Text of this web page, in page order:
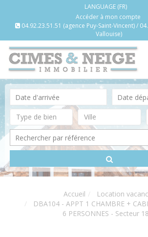
LANGUAGE (FR)
Accéder à mon compte
04.92.23.51.51 (agence Puy-Saint-Vincent) /
Vallouise)
Accueil
Location
DBA104 - APPT 1 CHAMBRE +
6 PERSONNES - Secteur